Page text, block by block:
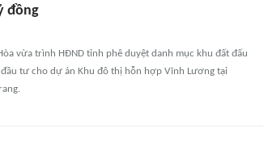
đồng
vừa trình HĐND tỉnh phê duyệt danh mục khu đất đấu
tư cho dự án Khu đô thị hỗn hợp Vĩnh Lương tại